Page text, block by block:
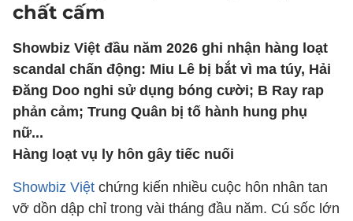
chất cấm
Showbiz Việt đầu năm 2026 ghi nhận hàng loạt
scandal chấn động: Miu Lê bị bắt vì ma túy, Hải
Đăng Doo nghi sử dụng bóng cười; B Ray rap
phản cảm; Trung Quân bị tố hành hung phụ
nữ...
Hàng loạt vụ ly hôn gây tiếc nuối
Showbiz Việt chứng kiến nhiều cuộc hôn nhân tan
vỡ dồn dập chỉ trong vài tháng đầu năm. Cú sốc lớn